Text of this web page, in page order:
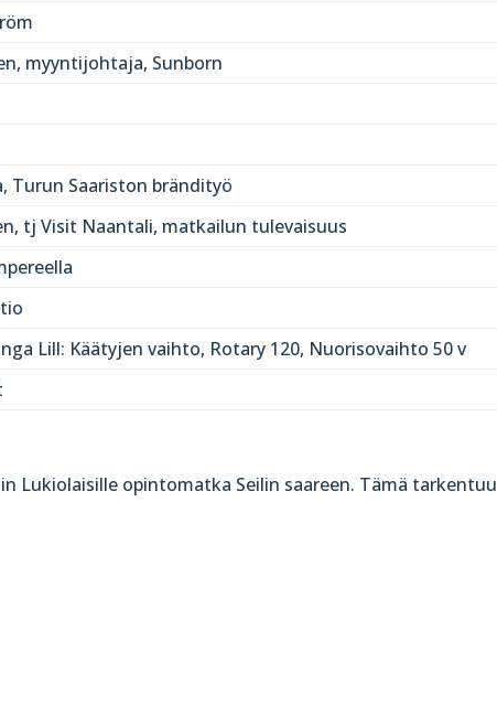
myyntijohtaja, Sunborn
Turun Saariston brändityö
tj Visit Naantali, matkailun tulevaisuus
Lill: Käätyjen vaihto, Rotary 120, Nuorisovaihto 50 v
Lukiolaisille opintomatka Seilin saareen. Tämä tarkentuu